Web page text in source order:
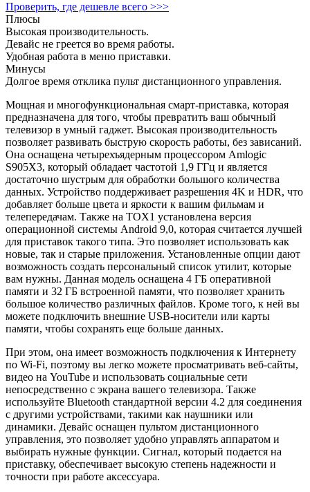
Проверить, где дешевле всего >>>
Плюсы
Высокая производительность.
Девайс не греется во время работы.
Удобная работа в меню приставки.
Минусы
Долгое время отклика пульт дистанционного управления.
Мощная и многофункциональная смарт-приставка, которая
предназначена для того, чтобы превратить ваш обычный
телевизор в умный гаджет. Высокая производительность
позволяет развивать быструю скорость работы, без зависаний.
Она оснащена четырехъядерным процессором Amlogic
S905X3, который обладает частотой 1,9 ГГц и является
достаточно шустрым для обработки большого количества
данных. Устройство поддерживает разрешения 4K и HDR, что
добавляет больше цвета и яркости к вашим фильмам и
телепередачам. Также на TOX1 установлена версия
операционной системы Android 9,0, которая считается лучшей
для приставок такого типа. Это позволяет использовать как
новые, так и старые приложения. Установленные опции дают
возможность создать персональный список утилит, которые
вам нужны. Данная модель оснащена 4 ГБ оперативной
памяти и 32 ГБ встроенной памяти, что позволяет хранить
большое количество различных файлов. Кроме того, к ней вы
можете подключить внешние USB-носители или карты
памяти, чтобы сохранять еще больше данных.
При этом, она имеет возможность подключения к Интернету
по Wi-Fi, поэтому вы легко можете просматривать веб-сайты,
видео на YouTube и использовать социальные сети
непосредственно с экрана вашего телевизора. Также
используйте Bluetooth стандартной версии 4.2 для соединения
с другими устройствами, такими как наушники или
динамики. Девайс оснащен пультом дистанционного
управления, это позволяет удобно управлять аппаратом и
выбирать нужные функции. Сигнал, который подается на
приставку, обеспечивает высокую степень надежности и
точности при работе аксессуара.